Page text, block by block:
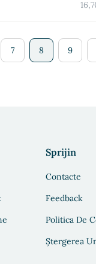
7 8 9
Sprijin
Contacte
Feedback
Politica De
Ștergerea